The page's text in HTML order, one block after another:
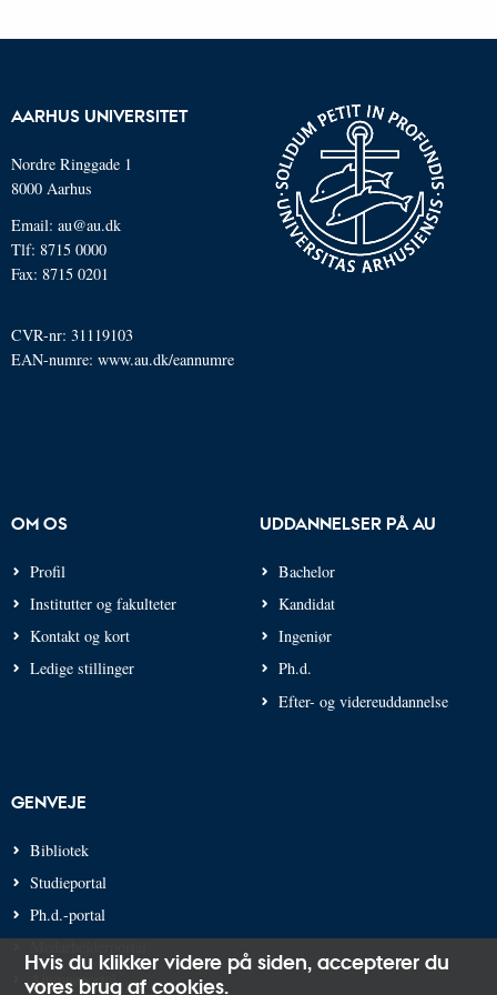
AARHUS UNIVERSITET
Nordre Ringgade 1
8000 Aarhus
Email: au@au.dk
Tlf: 8715 0000
Fax: 8715 0201
CVR-nr: 31119103
EAN-numre: www.au.dk/eannumre
OM OS
Profil
Institutter og fakulteter
Kontakt og kort
Ledige stillinger
UDDANNELSER PÅ AU
Bachelor
Kandidat
Ingeniør
Ph.d.
Efter- og videreuddannelse
GENVEJE
Bibliotek
Studieportal
Ph.d.-portal
Alumneportal
Hvis du klikker videre på siden, accepterer du
vores brug af cookies.